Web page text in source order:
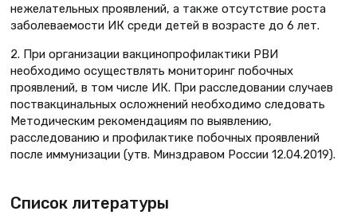
нежелательных проявлений, а также отсутствие роста
заболеваемости ИК среди детей в возрасте до 6 лет.
2. При организации вакцинопрофилактики РВИ
необходимо осуществлять мониторинг побочных
проявлений, в том числе ИК. При расследовании случаев
поствакцинальных осложнений необходимо следовать
Методическим рекомендациям по выявлению,
расследованию и профилактике побочных проявлений
после иммунизации (утв. Минздравом России 12.04.2019).
Список литературы